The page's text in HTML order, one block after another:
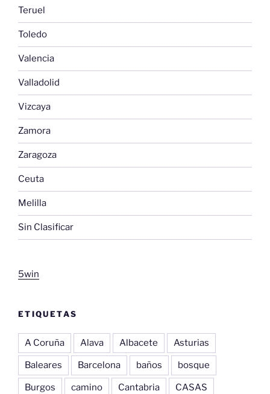
Teruel
Toledo
Valencia
Valladolid
Vizcaya
Zamora
Zaragoza
Ceuta
Melilla
Sin Clasificar
5win
ETIQUETAS
A Coruña Alava Albacete Asturias
Baleares Barcelona baños bosque
Burgos camino Cantabria CASAS